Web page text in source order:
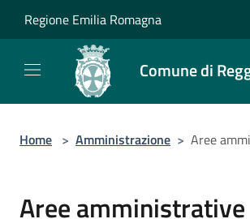
Regione Emilia Romagna
Comune di
Home > Amministrazione > Aree
Aree amministrative